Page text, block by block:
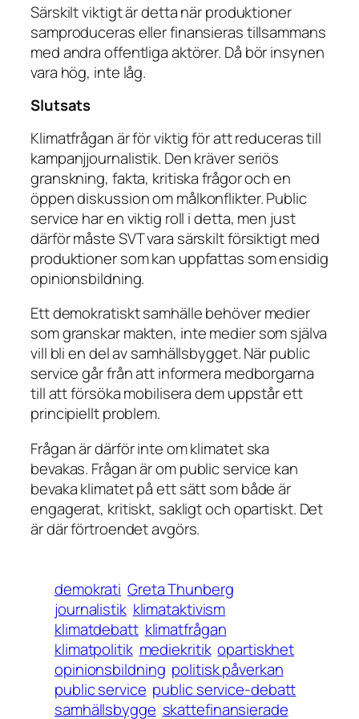
Särskilt viktigt är detta när produktioner
samproduceras eller finansieras tillsammans
med andra offentliga aktörer. Då bör insynen
vara hög, inte låg.
Slutsats
Klimatfrågan är för viktig för att reduceras till
kampanjjournalistik. Den kräver seriös
granskning, fakta, kritiska frågor och en
öppen diskussion om målkonflikter. Public
service har en viktig roll i detta, men just
därför måste SVT vara särskilt försiktigt med
produktioner som kan uppfattas som ensidig
opinionsbildning.
Ett demokratiskt samhälle behöver medier
som granskar makten, inte medier som själva
vill bli en del av samhällsbygget. När public
service går från att informera medborgarna
till att försöka mobilisera dem uppstår ett
principiellt problem.
Frågan är därför inte om klimatet ska
bevakas. Frågan är om public service kan
bevaka klimatet på ett sätt som både är
engagerat, kritiskt, sakligt och opartiskt. Det
är där förtroendet avgörs.
demokrati Greta Thunberg
journalistik klimataktivism
klimatdebatt klimatfrågan
klimatpolitik mediekritik opartiskhet
opinionsbildning politisk påverkan
public service public service-debatt
samhällsbygge skattefinansierade